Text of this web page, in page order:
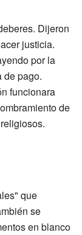
Dijeron
justicia.
por la
de pago.
funcionara
de
que
se
en blanco